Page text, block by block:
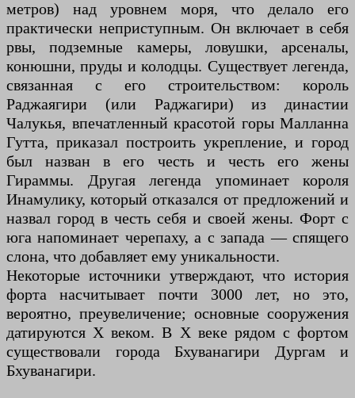
метров) над уровнем моря, что делало его
практически неприступным. Он включает в себя
рвы, подземные камеры, ловушки, арсеналы,
конюшни, пруды и колодцы. Существует легенда,
связанная с его строительством: король
Раджаягири (или Раджагири) из династии
Чалукья, впечатленный красотой горы Малланна
Гутта, приказал построить укрепление, и город
был назван в его честь и честь его жены
Гираммы. Другая легенда упоминает короля
Инамулику, который отказался от предложений и
назвал город в честь себя и своей жены. Форт с
юга напоминает черепаху, а с запада — спящего
слона, что добавляет ему уникальности.
Некоторые источники утверждают, что история
форта насчитывает почти 3000 лет, но это,
вероятно, преувеличение; основные сооружения
датируются X веком. В X веке рядом с фортом
существовали города Бхуванагири Дургам и
Бхуванагири.